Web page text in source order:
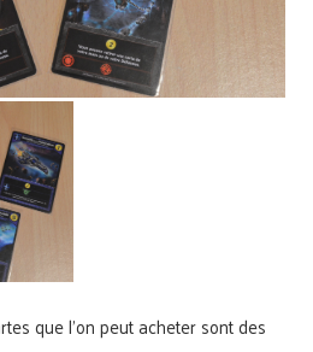
que l’on peut acheter sont des